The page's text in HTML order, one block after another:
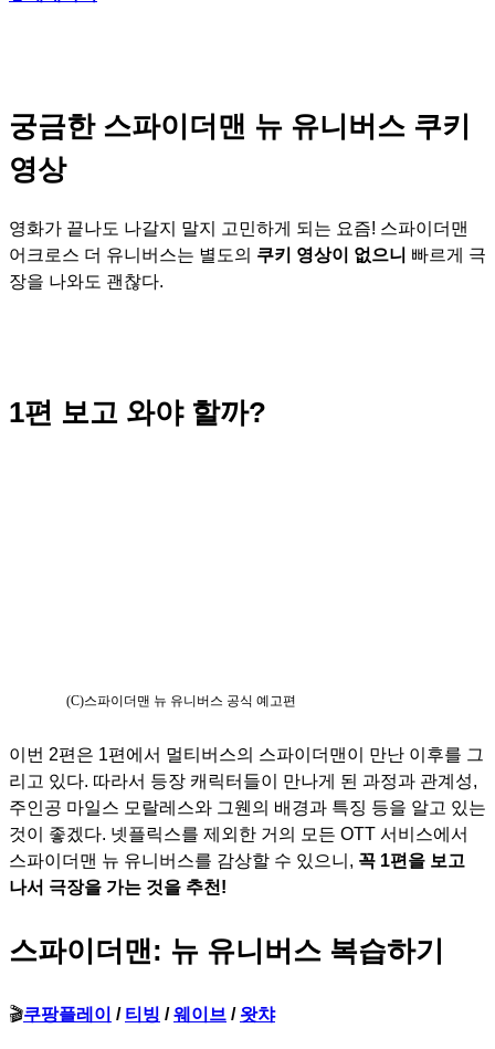
궁금한 스파이더맨 뉴 유니버스 쿠키
영상
영화가 끝나도 나갈지 말지 고민하게 되는 요즘! 스파이더맨
어크로스 더 유니버스는 별도의 쿠키 영상이 없으니 빠르게 극
장을 나와도 괜찮다.
1편 보고 와야 할까?
(C)스파이더맨 뉴 유니버스 공식 예고편
이번 2편은 1편에서 멀티버스의 스파이더맨이 만난 이후를 그
리고 있다. 따라서 등장 캐릭터들이 만나게 된 과정과 관계성,
주인공 마일스 모랄레스와 그웬의 배경과 특징 등을 알고 있는
것이 좋겠다. 넷플릭스를 제외한 거의 모든 OTT 서비스에서
스파이더맨 뉴 유니버스를 감상할 수 있으니, 꼭 1편을 보고
나서 극장을 가는 것을 추천!
스파이더맨: 뉴 유니버스 복습하기
🎬쿠팡플레이 / 티빙 /웨이브 / 왓챠